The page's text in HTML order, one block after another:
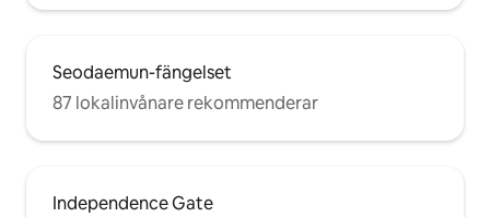
Seodaemun-fängelset
87 lokalinvånare rekommenderar
Independence Gate